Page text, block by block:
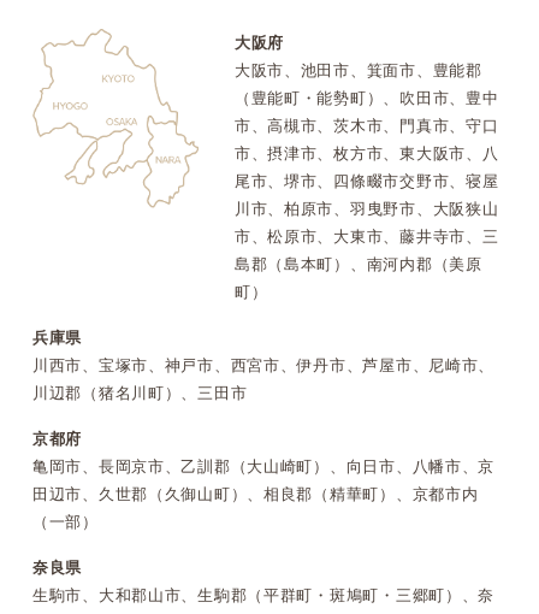
大阪府
大阪市、池田市、箕面市、豊能郡
（豊能町・能勢町）、吹田市、豊中
市、高槻市、茨木市、門真市、守口
市、摂津市、枚方市、東大阪市、八
尾市、堺市、四條畷市交野市、寝屋
川市、柏原市、羽曳野市、大阪狭山
市、松原市、大東市、藤井寺市、三
島郡（島本町）、南河内郡（美原
町）
兵庫県
川西市、宝塚市、神戸市、西宮市、伊丹市、芦屋市、尼崎市、
川辺郡（猪名川町）、三田市
京都府
亀岡市、長岡京市、乙訓郡（大山崎町）、向日市、八幡市、京
田辺市、久世郡（久御山町）、相良郡（精華町）、京都市内
（一部）
奈良県
生駒市、大和郡山市、生駒郡（平群町・斑鳩町・三郷町）、奈